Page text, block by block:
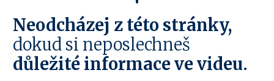
Neodcházej z této stránky,
dokud si neposlechneš
důležité informace ve videu.